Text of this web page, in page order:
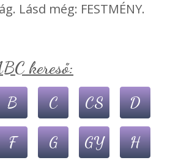
Lásd még: FESTMÉNY.
kereső:
B C CS D
F G GY H